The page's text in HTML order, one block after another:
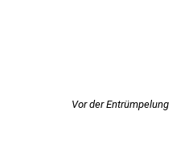
Vor der Entrümpelung